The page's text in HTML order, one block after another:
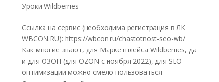
Уроки Wildberries
Ссылка на сервис (необходима регистрация в ЛК
WBCON.RU): https://wbcon.ru/chastotnost-seo-wb/
Как многие знают, для Маркетплейса Wildberries, да
и для ОЗОН (для OZON с ноября 2022), для SEO-
оптимизации можно смело пользоваться